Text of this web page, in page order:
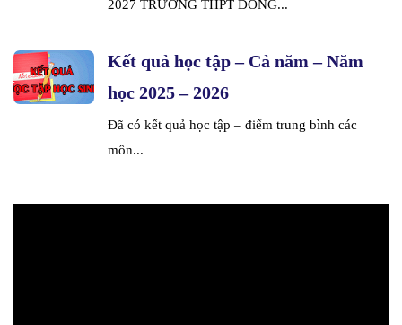
2027 TRƯỜNG THPT ĐÔNG...
Kết quả học tập – Cả năm – Năm
học 2025 – 2026
Đã có kết quả học tập – điểm trung bình các
môn...